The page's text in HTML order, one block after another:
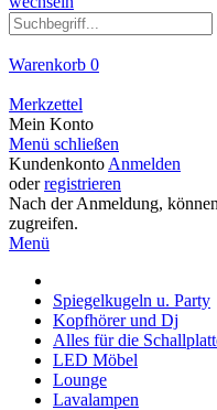
Warenkorb 0
Merkzettel
Mein Konto
Menü schließen
Kundenkonto Anmelden
oderregistrieren
Nach der Anmeldung,
zugreifen.
Menü
Spiegelkugeln u. Party
Kopfhörer und Dj
Alles für die
LED Möbel
Lounge
Lavalampen